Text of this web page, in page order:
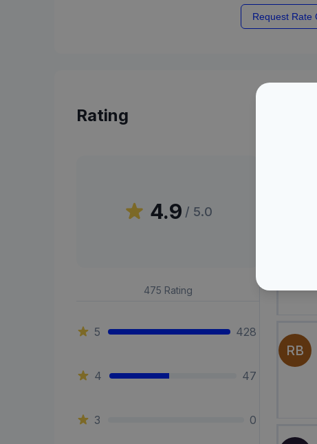
Request Rate
Rating
4.9 / 5.0
475 Rating
5 428
4 47
3 0
RB